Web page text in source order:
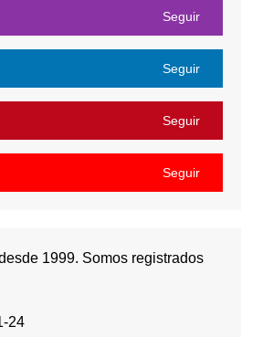
Seguir
Seguir
Seguir
Seguir
1999. Somos registrados
24